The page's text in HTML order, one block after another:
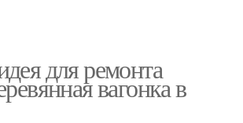
для ремонта
вагонка в